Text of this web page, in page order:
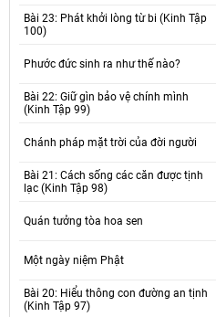
Bài 23: Phát khởi lòng từ bi (Kinh Tập
100)
Phước đức sinh ra như thế nào?
Bài 22: Giữ gìn bảo vệ chính mình
(Kinh Tập 99)
Chánh pháp mặt trời của đời người
Bài 21: Cách sống các căn được tịnh
lạc (Kinh Tập 98)
Quán tưởng tòa hoa sen
Một ngày niệm Phật
Bài 20: Hiểu thông con đường an tịnh
(Kinh Tập 97)